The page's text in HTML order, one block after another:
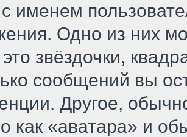
именем
Одно из них
звёздочки,
сообщений вы
Другое,
как «аватара» и